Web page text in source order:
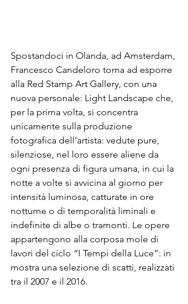
Spostandoci in Olanda, ad Amsterdam,
Francesco Candeloro torna ad esporre
alla Red Stamp Art Gallery, con una
nuova personale: Light Landscape che,
per la prima volta, si concentra
unicamente sulla produzione
fotografica dell’artista: vedute pure,
silenziose, nel loro essere aliene da
ogni presenza di figura umana, in cui la
notte a volte si avvicina al giorno per
intensità luminosa, catturate in ore
notturne o di temporalità liminali e
indefinite di albe o tramonti. Le opere
appartengono alla corposa mole di
lavori del ciclo “I Tempi della Luce”: in
mostra una selezione di scatti, realizzati
tra il 2007 e il 2016.